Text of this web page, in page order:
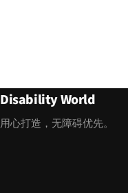
Disability World
用心打造，无障碍优先。